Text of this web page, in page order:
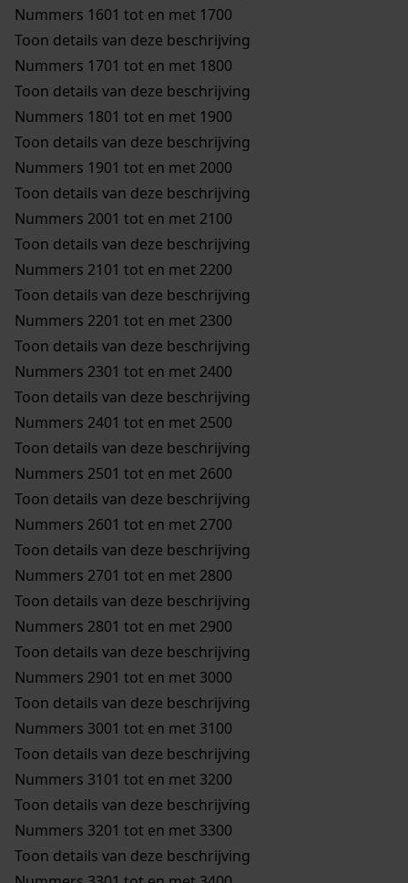
Nummers 1601 tot en met 1700
Toon details van deze beschrijving
Nummers 1701 tot en met 1800
Toon details van deze beschrijving
Nummers 1801 tot en met 1900
Toon details van deze beschrijving
Nummers 1901 tot en met 2000
Toon details van deze beschrijving
Nummers 2001 tot en met 2100
Toon details van deze beschrijving
Nummers 2101 tot en met 2200
Toon details van deze beschrijving
Nummers 2201 tot en met 2300
Toon details van deze beschrijving
Nummers 2301 tot en met 2400
Toon details van deze beschrijving
Nummers 2401 tot en met 2500
Toon details van deze beschrijving
Nummers 2501 tot en met 2600
Toon details van deze beschrijving
Nummers 2601 tot en met 2700
Toon details van deze beschrijving
Nummers 2701 tot en met 2800
Toon details van deze beschrijving
Nummers 2801 tot en met 2900
Toon details van deze beschrijving
Nummers 2901 tot en met 3000
Toon details van deze beschrijving
Nummers 3001 tot en met 3100
Toon details van deze beschrijving
Nummers 3101 tot en met 3200
Toon details van deze beschrijving
Nummers 3201 tot en met 3300
Toon details van deze beschrijving